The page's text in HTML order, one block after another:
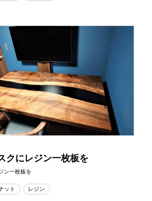
クにレジン一枚板を
ン一枚板を
ット レジン